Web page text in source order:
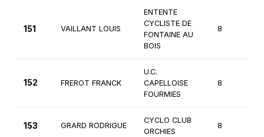
151 VAILLANT LOUIS
ENTENTE
CYCLISTE DE
FONTAINE AU
BOIS
8
152 FREROT FRANCK
U.C.
CAPELLOISE
FOURMIES
8
153 GRARD RODRIGUE
CYCLO CLUB
ORCHIES
8